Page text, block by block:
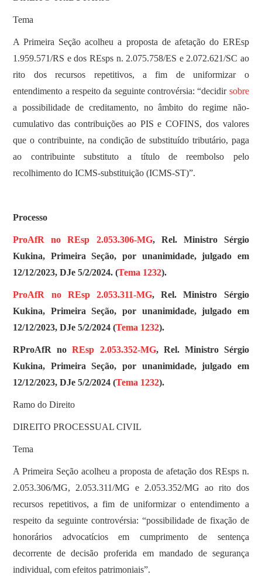
Tema
A Primeira Seção acolheu a proposta de afetação do EREsp
1.959.571/RS e dos REsps n. 2.075.758/ES e 2.072.621/SC ao
rito dos recursos repetitivos, a fim de uniformizar o
entendimento a respeito da seguinte controvérsia: “decidir sobre
a possibilidade de creditamento, no âmbito do regime não-
cumulativo das contribuições ao PIS e COFINS, dos valores
que o contribuinte, na condição de substituído tributário, paga
ao contribuinte substituto a título de reembolso pelo
recolhimento do ICMS-substituição (ICMS-ST)”.
Processo
ProAfR no REsp 2.053.306-MG, Rel. Ministro Sérgio
Kukina, Primeira Seção, por unanimidade, julgado em
12/12/2023, DJe 5/2/2024. (Tema 1232).
ProAfR no REsp 2.053.311-MG, Rel. Ministro Sérgio
Kukina, Primeira Seção, por unanimidade, julgado em
12/12/2023, DJe 5/2/2024 (Tema 1232).
RProAfR noREsp 2.053.352-MG, Rel. Ministro Sérgio
Kukina, Primeira Seção, por unanimidade, julgado em
12/12/2023, DJe 5/2/2024 (Tema 1232).
Ramo do Direito
DIREITO PROCESSUAL CIVIL
Tema
A Primeira Seção acolheu a proposta de afetação dos REsps n.
2.053.306/MG, 2.053.311/MG e 2.053.352/MG ao rito dos
recursos repetitivos, a fim de uniformizar o entendimento a
respeito da seguinte controvérsia: “possibilidade de fixação de
honorários advocatícios em cumprimento de sentença
decorrente de decisão proferida em mandado de segurança
individual, com efeitos patrimoniais”.